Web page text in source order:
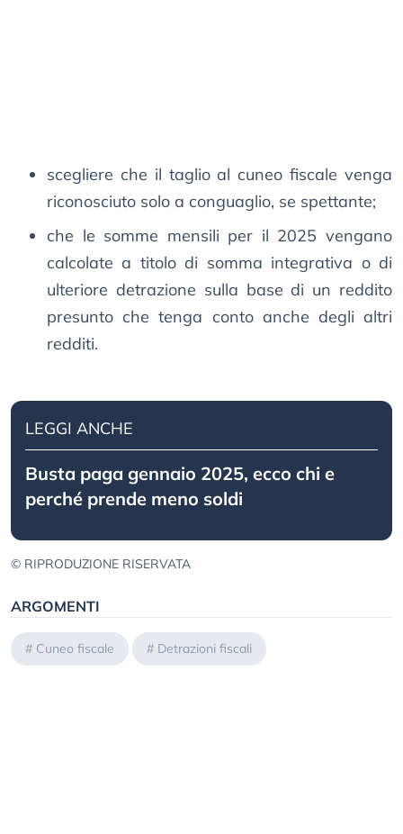
scegliere che il taglio al cuneo fiscale venga
riconosciuto solo a conguaglio, se spettante;
che le somme mensili per il 2025 vengano
calcolate a titolo di somma integrativa o di
ulteriore detrazione sulla base di un reddito
presunto che tenga conto anche degli altri
redditi.
LEGGI ANCHE
Busta paga gennaio 2025, ecco chi e
perché prende meno soldi
© RIPRODUZIONE RISERVATA
ARGOMENTI
# Cuneo fiscale # Detrazioni fiscali